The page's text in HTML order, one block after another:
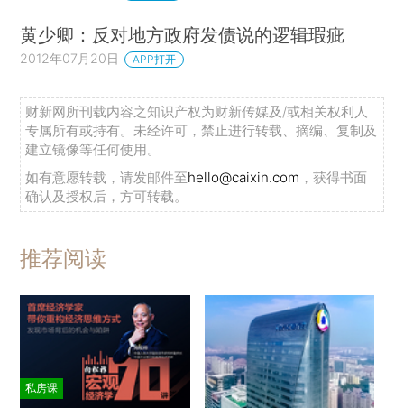
黄少卿：反对地方政府发债说的逻辑瑕疵
2012年07月20日 APP打开
财新网所刊载内容之知识产权为财新传媒及/或相关权利人
专属所有或持有。未经许可，禁止进行转载、摘编、复制及
建立镜像等任何使用。
如有意愿转载，请发邮件至hello@caixin.com ，获得书面
确认及授权后，方可转载。
推荐阅读
私房课